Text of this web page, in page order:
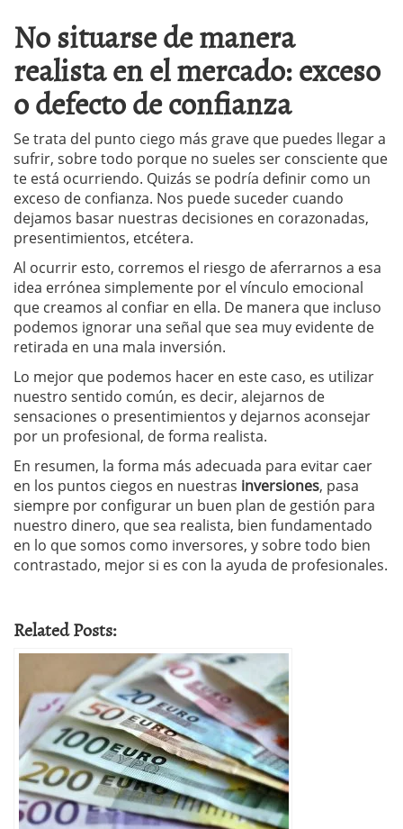
No situarse de manera
realista en el mercado: exceso
o defecto de confianza
Se trata del punto ciego más grave que puedes llegar a
sufrir, sobre todo porque no sueles ser consciente que
te está ocurriendo. Quizás se podría definir como un
exceso de confianza. Nos puede suceder cuando
dejamos basar nuestras decisiones en corazonadas,
presentimientos, etcétera.
Al ocurrir esto, corremos el riesgo de aferrarnos a esa
idea errónea simplemente por el vínculo emocional
que creamos al confiar en ella. De manera que incluso
podemos ignorar una señal que sea muy evidente de
retirada en una mala inversión.
Lo mejor que podemos hacer en este caso, es utilizar
nuestro sentido común, es decir, alejarnos de
sensaciones o presentimientos y dejarnos aconsejar
por un profesional, de forma realista.
En resumen, la forma más adecuada para evitar caer
en los puntos ciegos en nuestras inversiones, pasa
siempre por configurar un buen plan de gestión para
nuestro dinero, que sea realista, bien fundamentado
en lo que somos como inversores, y sobre todo bien
contrastado, mejor si es con la ayuda de profesionales.
Related Posts: